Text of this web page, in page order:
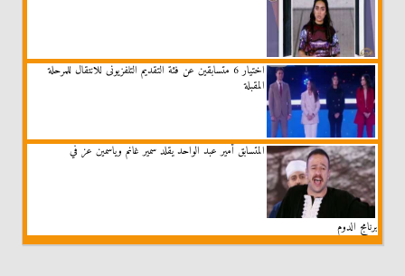
اختيار 6 متسابقين عن فئة التقديم التلفزيونى للانتقال للمرحلة
المقبلة
المتسابق أمير عبد الواحد يقلد سمير غانم وياسمين عز في
برنامج الدوم